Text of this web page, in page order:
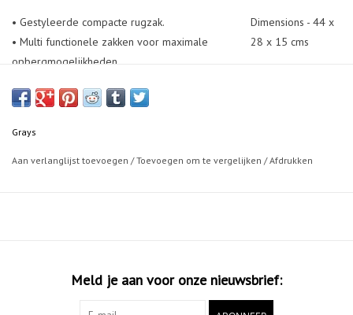
• Gestyleerde compacte rugzak.
• Multi functionele zakken voor maximale
opbergmogelijkheden.
• Bidonvak aan de zijkant en
• Stickhouder is verborgen, zodat deze tas ook
voor dagelijk gebruik mogelijk is.
Dimensions - 44 x
28 x 15 cms
Grays
Aan verlanglijst toevoegen /Toevoegen om te vergelijken /Afdrukken
Meld je aan voor onze nieuwsbrief: